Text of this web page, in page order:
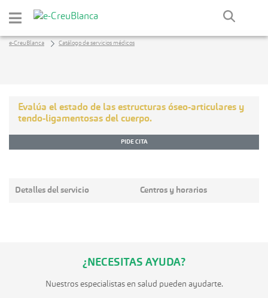
Saltar al contenido principal
e-CreuBlanca Catálogo de servicios médicos
Evalúa el estado de las estructuras óseo-articulares y
tendo-ligamentosas del cuerpo.
PIDE CITA
Detalles del servicio Centros y horarios
¿NECESITAS AYUDA?
Nuestros especialistas en salud pueden ayudarte.